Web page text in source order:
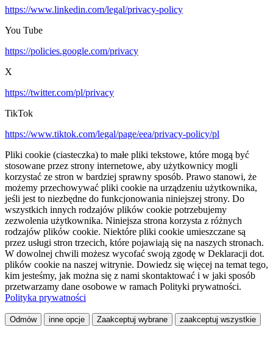
https://www.linkedin.com/legal/privacy-policy
You Tube
https://policies.google.com/privacy
X
https://twitter.com/pl/privacy
TikTok
https://www.tiktok.com/legal/page/eea/privacy-policy/pl
Pliki cookie (ciasteczka) to małe pliki tekstowe, które mogą być
stosowane przez strony internetowe, aby użytkownicy mogli
korzystać ze stron w bardziej sprawny sposób. Prawo stanowi, że
możemy przechowywać pliki cookie na urządzeniu użytkownika,
jeśli jest to niezbędne do funkcjonowania niniejszej strony. Do
wszystkich innych rodzajów plików cookie potrzebujemy
zezwolenia użytkownika. Niniejsza strona korzysta z różnych
rodzajów plików cookie. Niektóre pliki cookie umieszczane są
przez usługi stron trzecich, które pojawiają się na naszych stronach.
W dowolnej chwili możesz wycofać swoją zgodę w Deklaracji dot.
plików cookie na naszej witrynie. Dowiedz się więcej na temat tego,
kim jesteśmy, jak można się z nami skontaktować i w jaki sposób
przetwarzamy dane osobowe w ramach Polityki prywatności.
Polityka prywatności
Odmów inne opcje Zaakceptuj wybrane zaakceptuj wszystkie